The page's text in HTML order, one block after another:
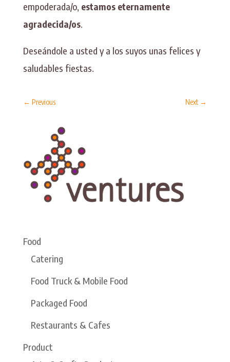
empoderada/o, estamos eternamente
agradecida/os.
Deseándole a usted y a los suyos unas felices y
saludables fiestas.
← Previous Next →
Food
Catering
Food Truck & Mobile Food
Packaged Food
Restaurants & Cafes
Product